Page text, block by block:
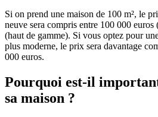
Si on prend une maison de 100 m², le
neuve sera compris entre 100 000
(haut de gamme). Si vous optez pour
plus moderne, le prix sera davantage
000 euros.
Pourquoi est-il
sa maison ?